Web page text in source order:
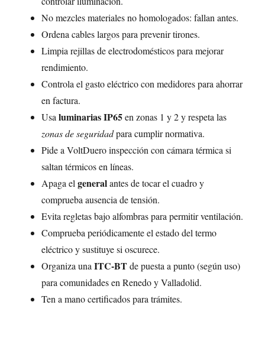
No mezcles materiales no homologados: fallan antes.
Ordena cables largos para prevenir tirones.
Limpia rejillas de electrodomésticos para mejorar
rendimiento.
Controla el gasto eléctrico con medidores para ahorrar
en factura.
Usa luminarias IP65en zonas 1 y 2 y respeta las
zonas de seguridadpara cumplir normativa.
Pide a VoltDuero inspección con cámara térmica si
saltan térmicos en líneas.
Apaga el generalantes de tocar el cuadro y
comprueba ausencia de tensión.
Evita regletas bajo alfombras para permitir ventilación.
Comprueba periódicamente el estado del termo
eléctrico y sustituye si oscurece.
Organiza una ITC-BTde puesta a punto (según uso)
para comunidades en Renedo y Valladolid.
Ten a mano certificados para trámites.